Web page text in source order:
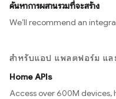
ค้นหาการผสานรวมที่จะสร้าง
We’ll recommend an
สำหรับแอป แพลตฟอร์ม แล
Home APIs
Access over 600M